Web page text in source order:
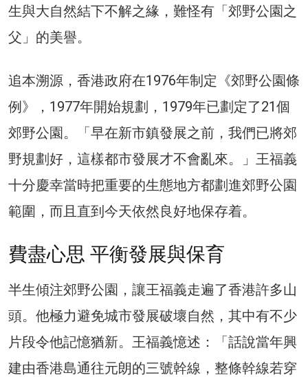
生與大自然結下不解之緣，難怪有「郊野公園之
父」的美譽。
追本溯源，香港政府在1976年制定《郊野公園條
例》，1977年開始規劃，1979年已劃定了21個
郊野公園。「早在新市鎮發展之前，我們已將郊
野規劃好，這樣都市發展才不會亂來。」王福義
十分慶幸當時把重要的生態地方都劃進郊野公園
範圍，而且直到今天依然良好地保存着。
費盡心思 平衡發展與保育
半生傾注郊野公園，讓王福義走遍了香港許多山
頭。他極力避免城市發展破壞自然，其中有不少
片段令他記憶猶新。王福義憶述：「話說當年興
建由香港島通往元朗的三號幹線，整條幹線若穿